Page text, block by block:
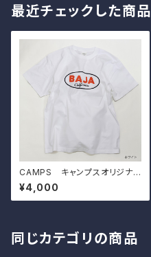
最近チェックした商品
CAMPS キャンプスオリジナル
Tシャツ【 Champion 】
¥4,000
同じカテゴリの商品